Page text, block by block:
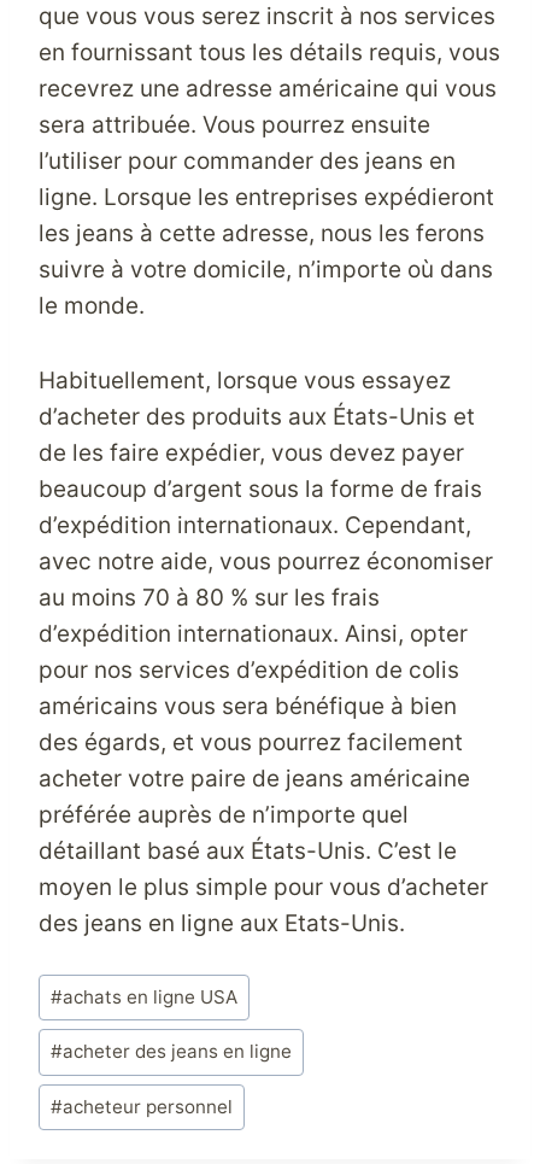
que vous vous serez inscrit à nos services
en fournissant tous les détails requis, vous
recevrez une adresse américaine qui vous
sera attribuée. Vous pourrez ensuite
l’utiliser pour commander des jeans en
ligne. Lorsque les entreprises expédieront
les jeans à cette adresse, nous les ferons
suivre à votre domicile, n’importe où dans
le monde.
Habituellement, lorsque vous essayez
d’acheter des produits aux États-Unis et
de les faire expédier, vous devez payer
beaucoup d’argent sous la forme de frais
d’expédition internationaux. Cependant,
avec notre aide, vous pourrez économiser
au moins 70 à 80 % sur les frais
d’expédition internationaux. Ainsi, opter
pour nos services d’expédition de colis
américains vous sera bénéfique à bien
des égards, et vous pourrez facilement
acheter votre paire de jeans américaine
préférée auprès de n’importe quel
détaillant basé aux États-Unis. C’est le
moyen le plus simple pour vous d’acheter
des jeans en ligne aux Etats-Unis.
Étiquettes
de
la
publication :
#achats en ligne USA
#acheter des jeans en ligne
#acheteur personnel